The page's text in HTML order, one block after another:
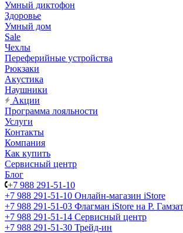
Умный диктофон
Здоровье
Умный дом
Sale
Чехлы
Переферийные устройства
Рюкзаки
Акустика
Наушники
Акции
Программа лояльности
Услуги
Контакты
Компания
Как купить
Сервисный центр
Блог
+7 988 291-51-10
+7 988 291-51-10 Онлайн-магазин iStore
+7 988 291-51-03 Флагман iStore на Р.
+7 988 291-51-14 Сервисный центр
+7 988 291-51-30 Трейд-ин